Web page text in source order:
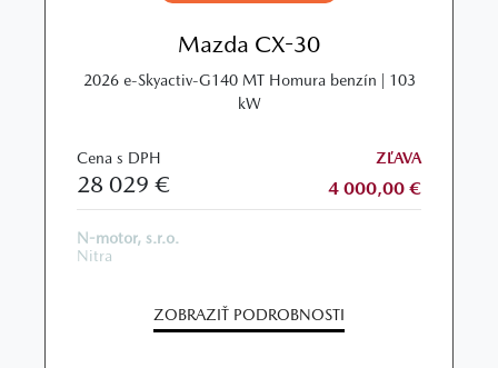
Mazda CX-30
2026 e-Skyactiv-G140 MT Homura benzín | 103
kW
Cena s DPH
28 029 €
ZĽAVA
4 000,00 €
N-motor, s.r.o.
Nitra
ZOBRAZIŤ PODROBNOSTI